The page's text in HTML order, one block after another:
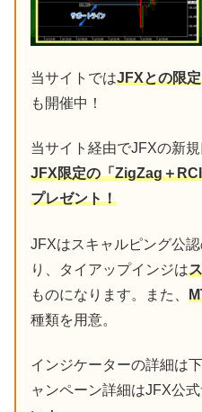
当サイトではJFXとの限
も開催中！
当サイト経由でJFXの新
JFX限定の「ZigZag＋
プレゼント！
JFXはスキャルピング公
り、タイアップインジは
ものになります。また、
種類を用意。
インジケーターの詳細は
ャンペーン詳細はJFX公